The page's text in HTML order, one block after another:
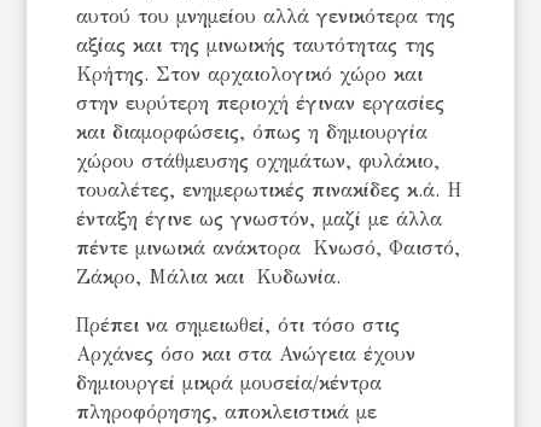
αυτού του μνημείου αλλά γενικότερα της
αξίας και της μινωικής ταυτότητας της
Κρήτης. Στον αρχαιολογικό χώρο και
στην ευρύτερη περιοχή έγιναν εργασίες
και διαμορφώσεις, όπως η δημιουργία
χώρου στάθμευσης οχημάτων, φυλάκιο,
τουαλέτες, ενημερωτικές πινακίδες κ.ά. Η
ένταξη έγινε ως γνωστόν, μαζί με άλλα
πέντε μινωικά ανάκτορα Κνωσό, Φαιστό,
Ζάκρο, Μάλια και Κυδωνία.
Πρέπει να σημειωθεί, ότι τόσο στις
Αρχάνες όσο και στα Ανώγεια έχουν
δημιουργεί μικρά μουσεία/κέντρα
πληροφόρησης, αποκλειστικά με